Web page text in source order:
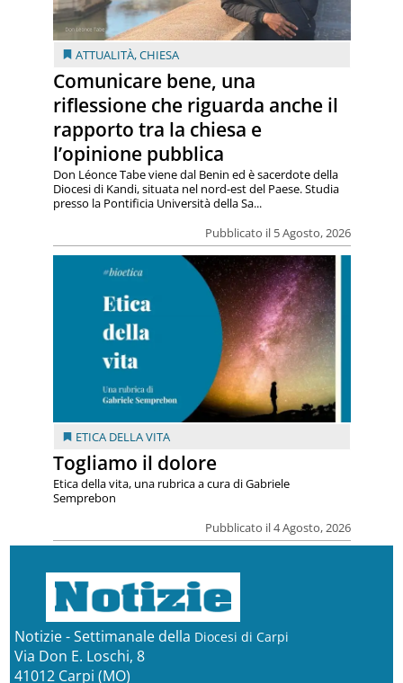
ATTUALITÀ,CHIESA
Comunicare bene, una
riflessione che riguarda anche il
rapporto tra la chiesa e
l’opinione pubblica
Pubblicato il 5 Agosto, 2026
Don Léonce Tabe viene dal Benin ed è sacerdote della
Diocesi di Kandi, situata nel nord-est del Paese. Studia
presso la Pontificia Università della Sa...
ETICA DELLA VITA
Togliamo il dolore
Pubblicato il 4 Agosto, 2026
Etica della vita, una rubrica a cura di Gabriele
Semprebon
Notizie - Settimanale della Diocesi di Carpi
Via Don E. Loschi, 8
41012 Carpi (MO)